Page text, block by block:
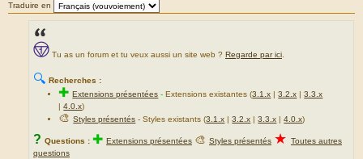
Traduire en
Tu as un forum et tu veux aussi un site web ? Regarde par ici
🔍 Recherches :
✚Extensions présentées -Extensions existantes (3.1.x |3.2.x |3.3.x
|4.0.x)
🎨Styles présentés - Styles existants (3.1.x |3.2.x |3.3.x |4.0.x)
? Questions : ✚ Extensions présentées 🎨 Styles présentés ★ Toutes autres
questions